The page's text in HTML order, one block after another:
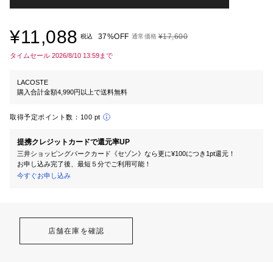
¥11,088 税込 37%OFF 通常価格 ¥17,600
タイムセール 2026/8/10 13:59まで
LACOSTE
購入合計金額4,990円以上で送料無料
取得予定ポイント数： 100 pt
提携クレジットカードで還元率UP
三井ショッピングパークカード《セゾン》なら更に¥100につき1pt還元！
お申し込み完了後、最短５分でご利用可能！
今すぐお申し込み
店舗在庫を確認